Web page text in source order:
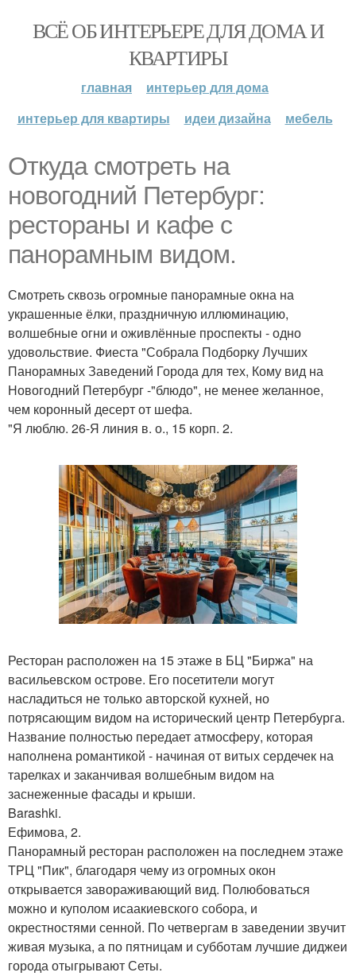
ВСЁ ОБ ИНТЕРЬЕРЕ ДЛЯ ДОМА И
КВАРТИРЫ
главная
интерьер для дома
интерьер для квартиры
идеи дизайна мебель
Откуда смотреть на
новогодний Петербург:
рестораны и кафе с
панорамным видом.
Смотреть сквозь огромные панорамные окна на
украшенные ёлки, праздничную иллюминацию,
волшебные огни и оживлённые проспекты - одно
удовольствие. Фиеста "Собрала Подборку Лучших
Панорамных Заведений Города для тех, Кому вид на
Новогодний Петербург -"блюдо", не менее желанное,
чем коронный десерт от шефа.
"Я люблю. 26-Я линия в. о., 15 корп. 2.
Ресторан расположен на 15 этаже в БЦ "Биржа" на
васильевском острове. Его посетители могут
насладиться не только авторской кухней, но
потрясающим видом на исторический центр Петербурга.
Название полностью передает атмосферу, которая
наполнена романтикой - начиная от витых сердечек на
тарелках и заканчивая волшебным видом на
заснеженные фасады и крыши.
Barashki.
Ефимова, 2.
Панорамный ресторан расположен на последнем этаже
ТРЦ "Пик", благодаря чему из огромных окон
открывается завораживающий вид. Полюбоваться
можно и куполом исаакиевского собора, и
окрестностями сенной. По четвергам в заведении звучит
живая музыка, а по пятницам и субботам лучшие диджеи
города отыгрывают Сеты.